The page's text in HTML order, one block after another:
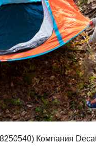
Компания